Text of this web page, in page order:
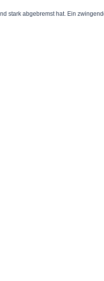
stark abgebremst hat. Ein